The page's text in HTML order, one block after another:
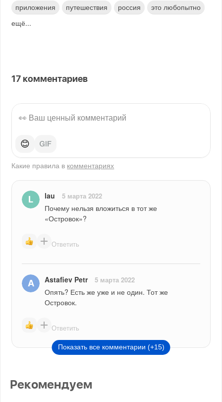
приложения путешествия россия
это любопытно
ещё...
17 комментариев
😊
Какие правила в комментариях
lau 5 марта 2022
Почему нельзя вложиться в тот же
«Островок»?
Ответить
Astafiev Petr 5 марта 2022
Опять? Есть же уже и не один. Тот же
Островок.
Ответить
Показать все комментарии (+15)
Рекомендуем